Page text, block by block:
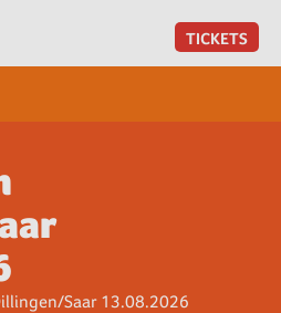
TICKETS
Saar 13.08.2026